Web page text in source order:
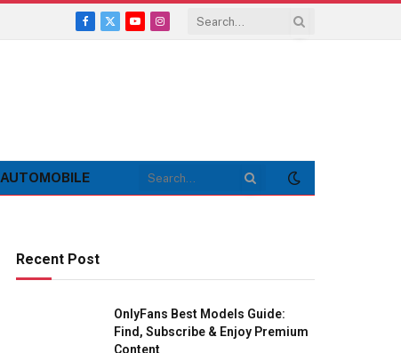
Facebook
X
YouTubeInstagram
AUTOMOBILE
Recent Post
OnlyFans Best Models Guide:
Find, Subscribe & Enjoy Premium
Content